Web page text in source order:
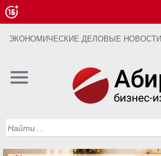
ЭКОНОМИЧЕСКИЕ ДЕЛОВЫЕ НОВОСТИ